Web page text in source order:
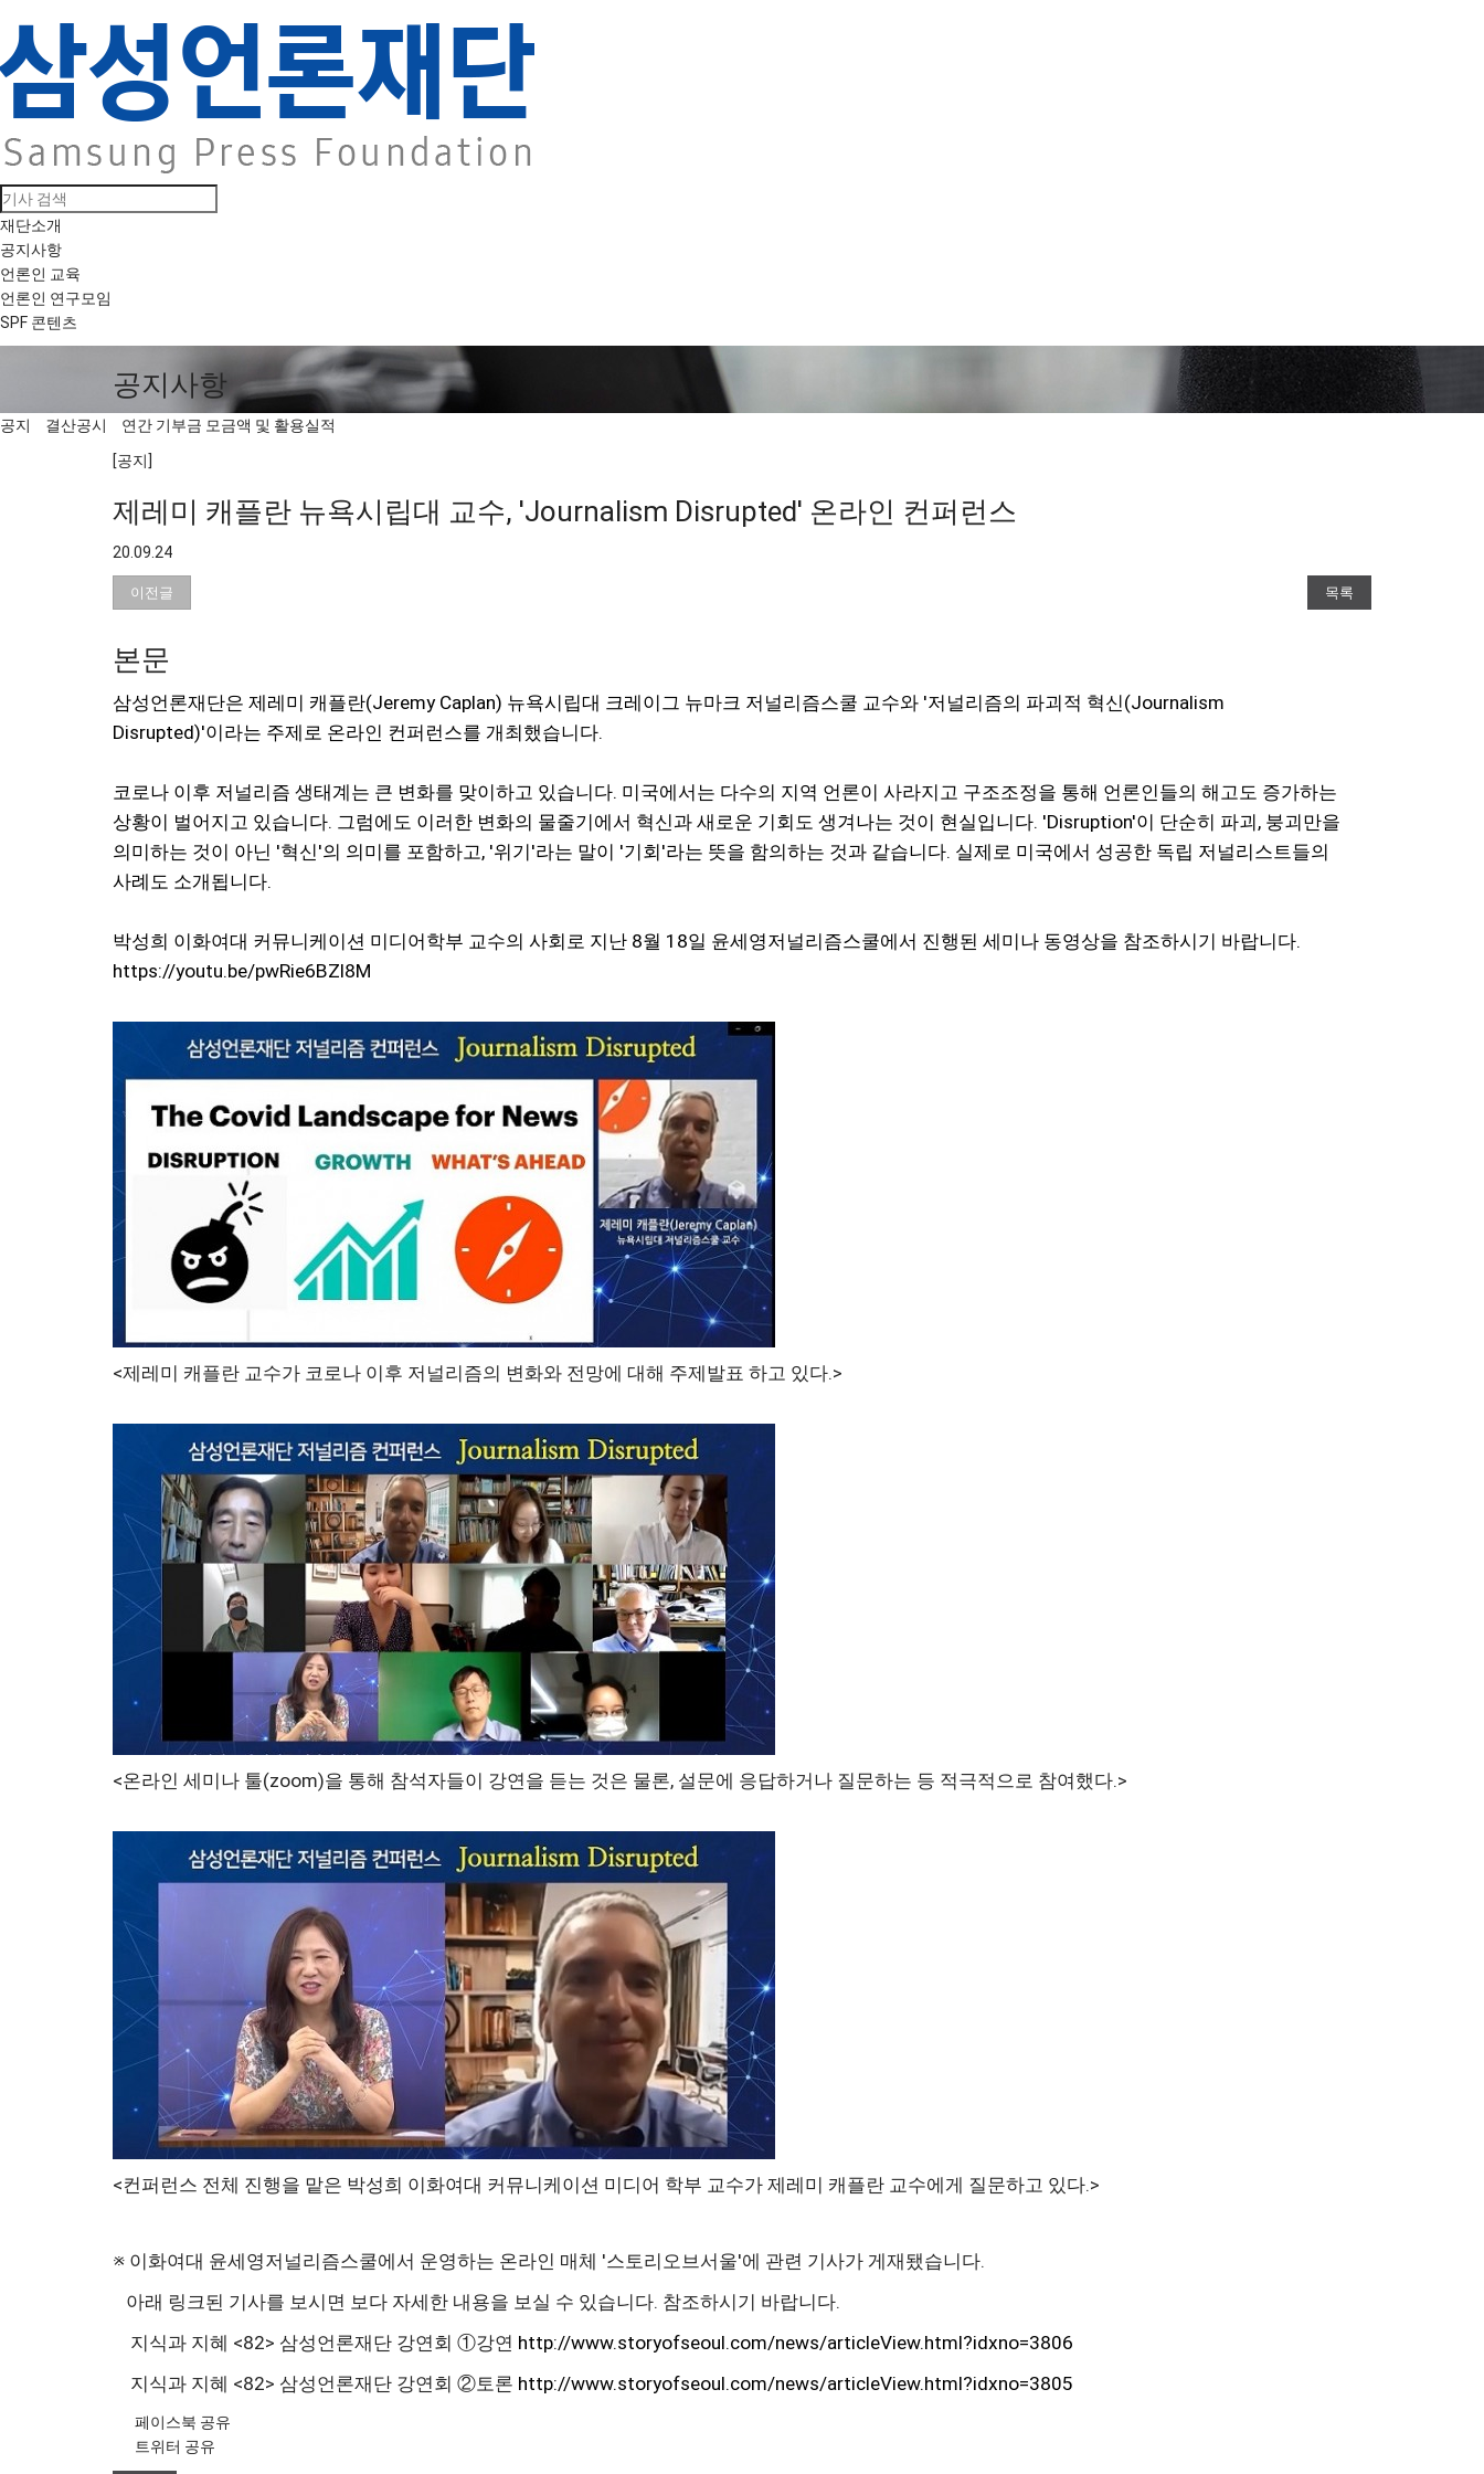
재단소개
공지사항
언론인 교육
언론인 연구모임
SPF 콘텐츠
공지사항
공지 결산공시
연간 기부금 모금액 및 활용실적
[공지]
제레미 캐플란 뉴욕시립대 교수, 'Journalism Disrupted' 온라인 컨퍼런스
20.09.24
이전글 목록
본문
삼성언론재단은 제레미 캐플란(Jeremy Caplan) 뉴욕시립대 크레이그 뉴마크 저널리즘스쿨 교수와 '저널리즘의 파괴적 혁신(Journalism
Disrupted)'이라는 주제로 온라인 컨퍼런스를 개최했습니다.
코로나 이후 저널리즘 생태계는 큰 변화를 맞이하고 있습니다. 미국에서는 다수의 지역 언론이 사라지고 구조조정을 통해 언론인들의 해고도 증가하는
상황이 벌어지고 있습니다. 그럼에도 이러한 변화의 물줄기에서 혁신과 새로운 기회도 생겨나는 것이 현실입니다. 'Disruption'이 단순히 파괴, 붕괴만을
의미하는 것이 아닌 '혁신'의 의미를 포함하고, '위기'라는 말이 '기회'라는 뜻을 함의하는 것과 같습니다. 실제로 미국에서 성공한 독립 저널리스트들의
사례도 소개됩니다.
박성희 이화여대 커뮤니케이션 미디어학부 교수의 사회로 지난 8월 18일 윤세영저널리즘스쿨에서 진행된 세미나 동영상을 참조하시기 바랍니다.
https://youtu.be/pwRie6BZl8M
<제레미 캐플란 교수가 코로나 이후 저널리즘의 변화와 전망에 대해 주제발표 하고 있다.>
<온라인 세미나 툴(zoom)을 통해 참석자들이 강연을 듣는 것은 물론, 설문에 응답하거나 질문하는 등 적극적으로 참여했다.>
<컨퍼런스 전체 진행을 맡은 박성희 이화여대 커뮤니케이션 미디어 학부 교수가 제레미 캐플란 교수에게 질문하고 있다.>
※ 이화여대 윤세영저널리즘스쿨에서 운영하는 온라인 매체 '스토리오브서울'에 관련 기사가 게재됐습니다.
아래 링크된 기사를 보시면 보다 자세한 내용을 보실 수 있습니다. 참조하시기 바랍니다.
지식과 지혜 <82> 삼성언론재단 강연회 ①강연 http://www.storyofseoul.com/news/articleView.html?idxno=3806
지식과 지혜 <82> 삼성언론재단 강연회 ②토론 http://www.storyofseoul.com/news/articleView.html?idxno=3805
페이스북 공유
트위터 공유